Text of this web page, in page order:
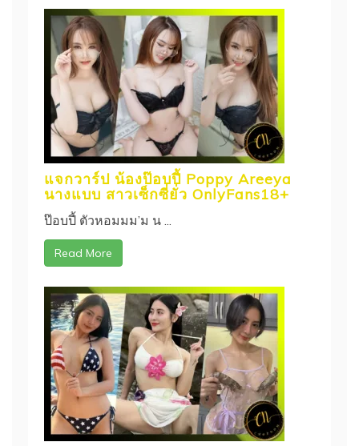
แจกวาร์ป น้องป๊อบปี้ Poppy Areeya
นางแบบ สาวเซ็กซี่ยั่ว OnlyFans18+
ป๊อบปี้ ตัวหอมมม’ม น ...
Read More